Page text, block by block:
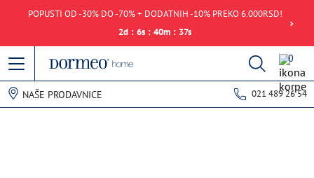
POPUSTI OD -30% DO -70% + DODATNIH -10% PREKO 6.000RSD!
2d : 6s : 40m : 37s
0
NAŠE PRODAVNICE 021 489 26 54